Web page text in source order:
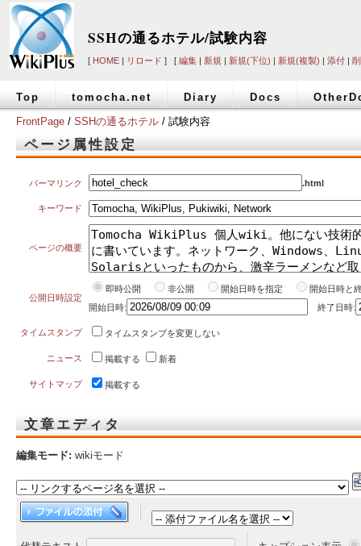
SSHの通るホテル/試験内容
[ HOME | リロード ] [ 編集 | 新規 | 新規(下位) | 新規(複製) | 添付 |
Top tomocha.net Diary Docs
FrontPage / SSHの通るホテル / 試験内容
ページ属性設定
パーマリンク .html
キーワード
ページの概要
公開日時設定
即時公開 非公開 開始日時を指定
開始日時と
開始日時:
終了日時:
タイムスタンプ タイムスタンプを変更しない
ニュース 掲載する 新着
サイトマップ 掲載する
文章エディタ
編集モード: wikiモード